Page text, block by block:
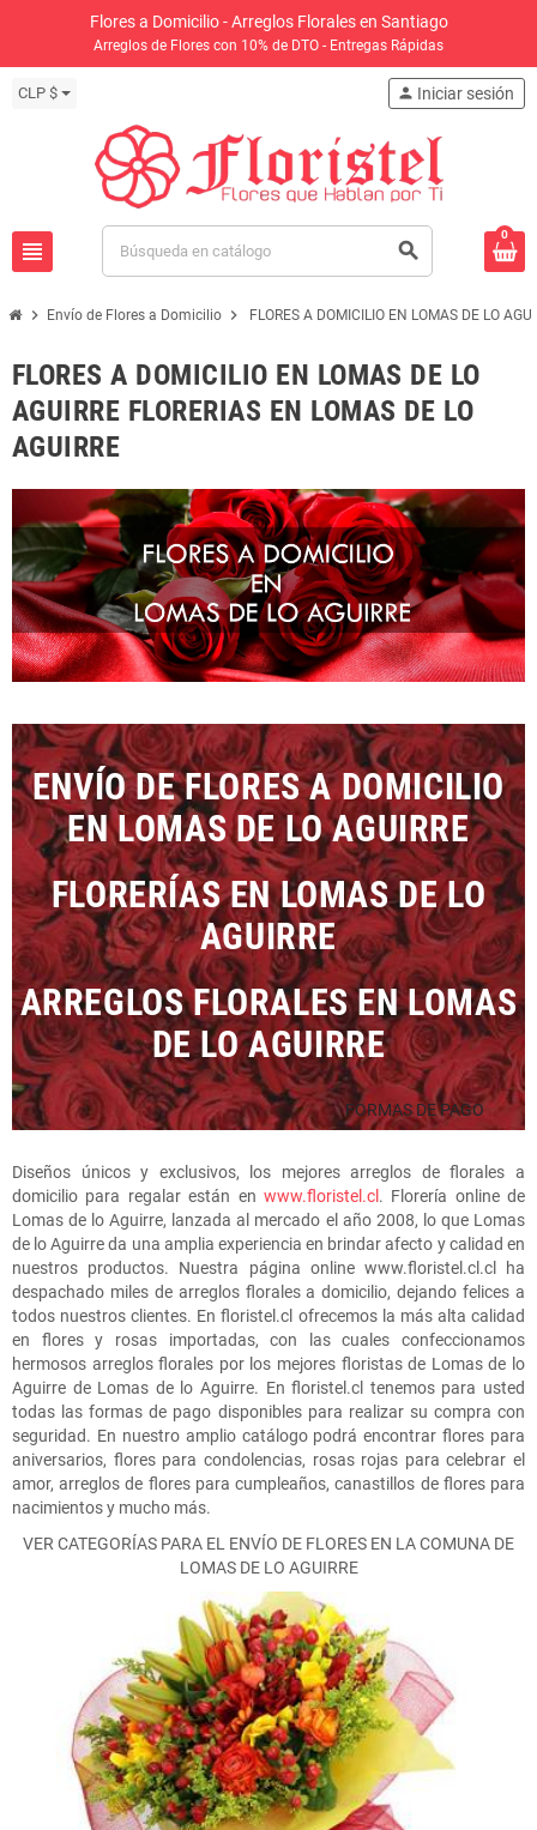
Flores a Domicilio - Arreglos Florales en Santiago
Arreglos de Flores con 10% de DTO - Entregas Rápidas
CLP $
view_headline search
person Iniciar sesión
0
chevron_right Envío de Flores a Domicilio chevron_right FLORES A DOMICILIO EN LOMAS DE LO
FLORES A DOMICILIO EN LOMAS DE LO
AGUIRRE FLORERIAS EN LOMAS DE LO
AGUIRRE
ENVÍO DE FLORES A DOMICILIO
EN LOMAS DE LO AGUIRRE
FLORERÍAS EN LOMAS DE LO
AGUIRRE
ARREGLOS FLORALES EN LOMAS
DE LO AGUIRRE
FORMAS DE PAGO
Diseños únicos y exclusivos, los mejores arreglos de florales a
domicilio para regalar están en www.floristel.cl. Florería online de
Lomas de lo Aguirre, lanzada al mercado el año 2008, lo que Lomas
de lo Aguirre da una amplia experiencia en brindar afecto y calidad en
nuestros productos. Nuestra página online www.floristel.cl.cl ha
despachado miles de arreglos florales a domicilio, dejando felices a
todos nuestros clientes. En floristel.cl ofrecemos la más alta calidad
en flores y rosas importadas, con las cuales confeccionamos
hermosos arreglos florales por los mejores floristas de Lomas de lo
Aguirre de Lomas de lo Aguirre. En floristel.cl tenemos para usted
todas las formas de pago disponibles para realizar su compra con
seguridad. En nuestro amplio catálogo podrá encontrar flores para
aniversarios, flores para condolencias, rosas rojas para celebrar el
amor, arreglos de flores para cumpleaños, canastillos de flores para
nacimientos y mucho más.
VER CATEGORÍAS PARA EL ENVÍO DE FLORES EN LA COMUNA DE
LOMAS DE LO AGUIRRE